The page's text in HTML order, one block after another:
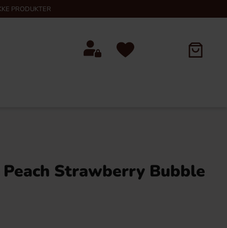
PRODUKTER
Peach Strawberry Bubble